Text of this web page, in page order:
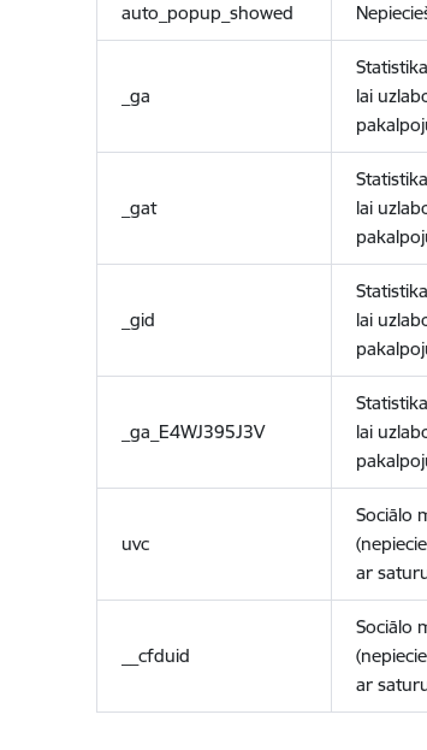
auto_popup_showed
_ga
lai
_gat
lai
_gid
lai
_ga_E4WJ395J3V
lai
uvc
Sociālo
ar
__cfduid
Sociālo
ar